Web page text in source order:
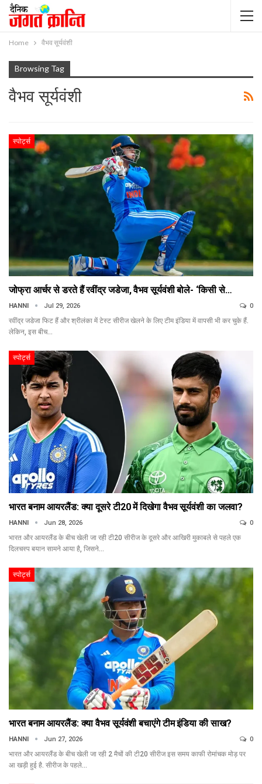
Home वैभव सूर्यवंशी
Browsing Tag
वैभव सूर्यवंशी
स्पोर्ट्स
जोफ्रा आर्चर से डरते हैं रवींद्र जडेजा, वैभव सूर्यवंशी बोले- ‘किसी से…
HANNI Jul 29, 2026 0
रवींद्र जडेजा फिट हैं और श्रीलंका में टेस्ट सीरीज खेलने के लिए टीम इंडिया में वापसी भी कर चुके हैं.
लेकिन, इस बीच…
स्पोर्ट्स
भारत बनाम आयरलैंड: क्या दूसरे टी20 में दिखेगा वैभव सूर्यवंशी का जलवा?
HANNI Jun 28, 2026 0
भारत और आयरलैंड के बीच खेली जा रही टी20 सीरीज के दूसरे और आखिरी मुकाबले से पहले एक
दिलचस्प बयान सामने आया है, जिसने…
स्पोर्ट्स
भारत बनाम आयरलैंड: क्या वैभव सूर्यवंशी बचाएंगे टीम इंडिया की साख?
HANNI Jun 27, 2026 0
भारत और आयरलैंड के बीच खेली जा रही 2 मैचों की टी20 सीरीज इस समय काफी रोमांचक मोड़ पर
आ खड़ी हुई है. सीरीज के पहले…